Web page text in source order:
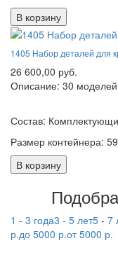
В корзину
1405 Набор деталей для
26 600,00 руб.
Описание: 30 моделей
Состав:
Размер контейнера:
В корзину
1 - 3 года3 - 5 лет5 - 7
р.до 5000 р.от 5000 р.